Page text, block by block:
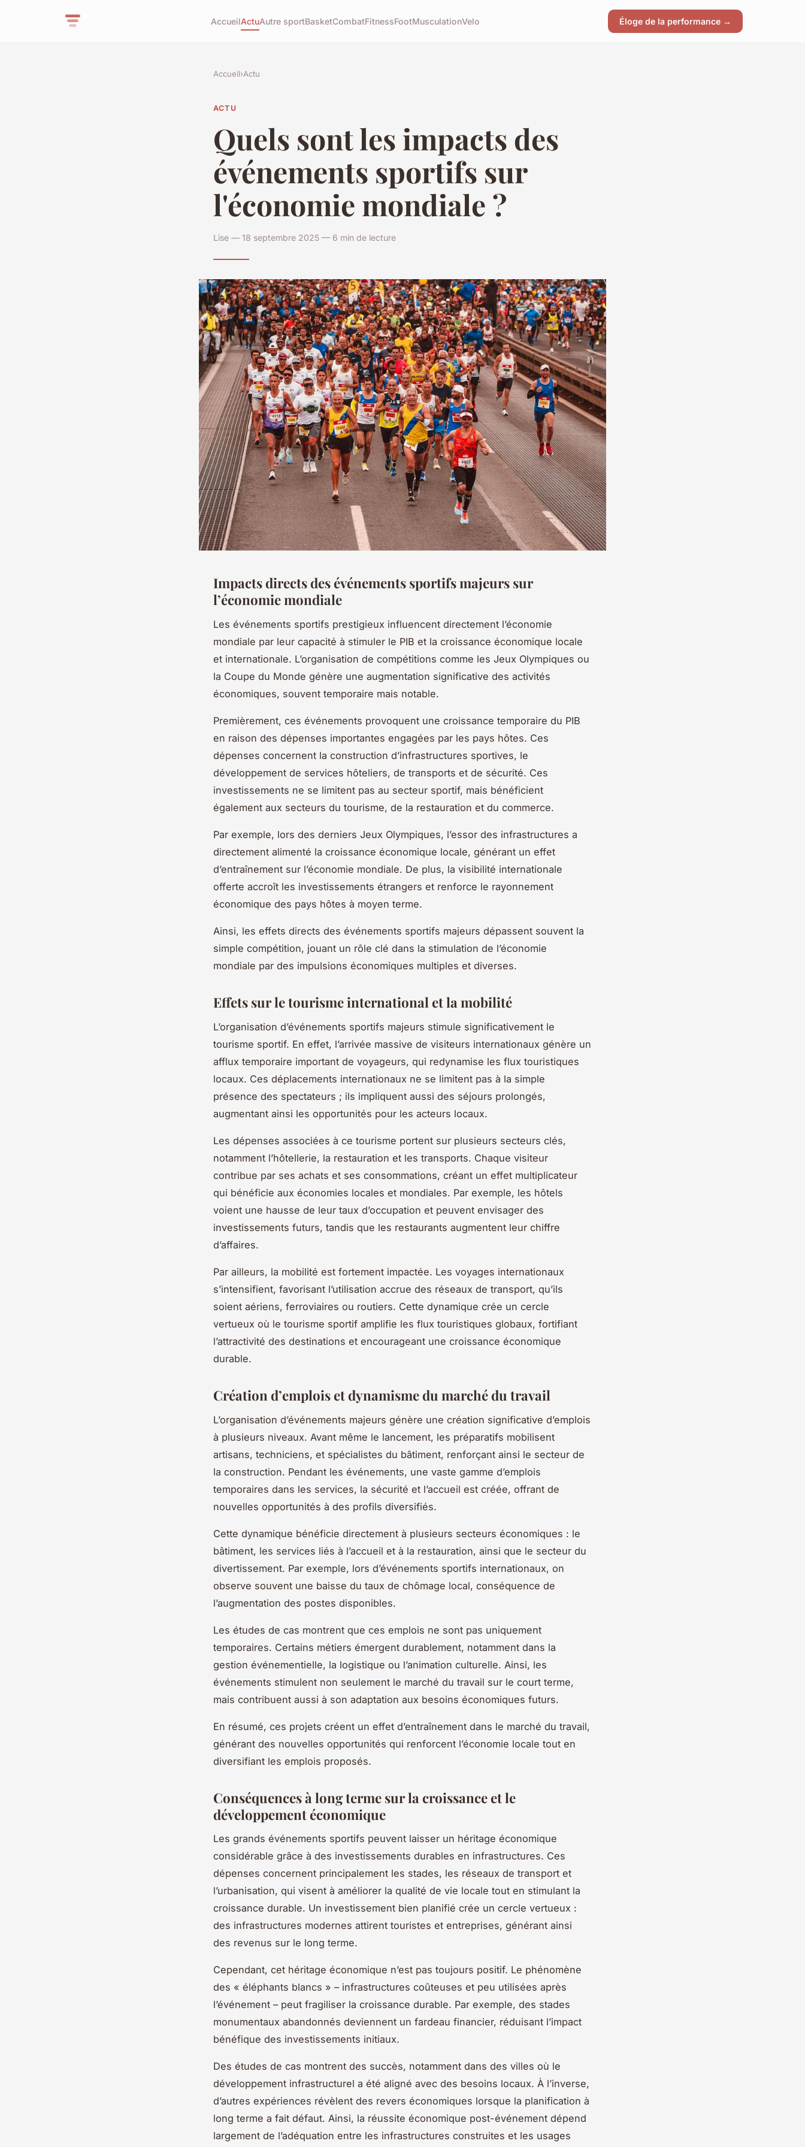
AccueilActuAutre sportBasketCombatFitnessFootMusculationVelo Éloge de la performance →
Accueil›Actu
ACTU
Quels sont les impacts des
événements sportifs sur
l'économie mondiale ?
Lise — 18 septembre 2025 — 6 min de lecture
Impacts directs des événements sportifs majeurs sur
l’économie mondiale
Les événements sportifs prestigieux influencent directement l’économie
mondiale par leur capacité à stimuler le PIB et la croissance économique locale
et internationale. L’organisation de compétitions comme les Jeux Olympiques ou
la Coupe du Monde génère une augmentation significative des activités
économiques, souvent temporaire mais notable.
Premièrement, ces événements provoquent une croissance temporaire du PIB
en raison des dépenses importantes engagées par les pays hôtes. Ces
dépenses concernent la construction d’infrastructures sportives, le
développement de services hôteliers, de transports et de sécurité. Ces
investissements ne se limitent pas au secteur sportif, mais bénéficient
également aux secteurs du tourisme, de la restauration et du commerce.
Par exemple, lors des derniers Jeux Olympiques, l’essor des infrastructures a
directement alimenté la croissance économique locale, générant un effet
d’entraînement sur l’économie mondiale. De plus, la visibilité internationale
offerte accroît les investissements étrangers et renforce le rayonnement
économique des pays hôtes à moyen terme.
Ainsi, les effets directs des événements sportifs majeurs dépassent souvent la
simple compétition, jouant un rôle clé dans la stimulation de l’économie
mondiale par des impulsions économiques multiples et diverses.
Effets sur le tourisme international et la mobilité
L’organisation d’événements sportifs majeurs stimule significativement le
tourisme sportif. En effet, l’arrivée massive de visiteurs internationaux génère un
afflux temporaire important de voyageurs, qui redynamise les flux touristiques
locaux. Ces déplacements internationaux ne se limitent pas à la simple
présence des spectateurs ; ils impliquent aussi des séjours prolongés,
augmentant ainsi les opportunités pour les acteurs locaux.
Les dépenses associées à ce tourisme portent sur plusieurs secteurs clés,
notamment l’hôtellerie, la restauration et les transports. Chaque visiteur
contribue par ses achats et ses consommations, créant un effet multiplicateur
qui bénéficie aux économies locales et mondiales. Par exemple, les hôtels
voient une hausse de leur taux d’occupation et peuvent envisager des
investissements futurs, tandis que les restaurants augmentent leur chiffre
d’affaires.
Par ailleurs, la mobilité est fortement impactée. Les voyages internationaux
s’intensifient, favorisant l’utilisation accrue des réseaux de transport, qu’ils
soient aériens, ferroviaires ou routiers. Cette dynamique crée un cercle
vertueux où le tourisme sportif amplifie les flux touristiques globaux, fortifiant
l’attractivité des destinations et encourageant une croissance économique
durable.
Création d’emplois et dynamisme du marché du travail
L’organisation d’événements majeurs génère une création significative d’emplois
à plusieurs niveaux. Avant même le lancement, les préparatifs mobilisent
artisans, techniciens, et spécialistes du bâtiment, renforçant ainsi le secteur de
la construction. Pendant les événements, une vaste gamme d’emplois
temporaires dans les services, la sécurité et l’accueil est créée, offrant de
nouvelles opportunités à des profils diversifiés.
Cette dynamique bénéficie directement à plusieurs secteurs économiques : le
bâtiment, les services liés à l’accueil et à la restauration, ainsi que le secteur du
divertissement. Par exemple, lors d’événements sportifs internationaux, on
observe souvent une baisse du taux de chômage local, conséquence de
l’augmentation des postes disponibles.
Les études de cas montrent que ces emplois ne sont pas uniquement
temporaires. Certains métiers émergent durablement, notamment dans la
gestion événementielle, la logistique ou l’animation culturelle. Ainsi, les
événements stimulent non seulement le marché du travail sur le court terme,
mais contribuent aussi à son adaptation aux besoins économiques futurs.
En résumé, ces projets créent un effet d’entraînement dans le marché du travail,
générant des nouvelles opportunités qui renforcent l’économie locale tout en
diversifiant les emplois proposés.
Conséquences à long terme sur la croissance et le
développement économique
Les grands événements sportifs peuvent laisser un héritage économique
considérable grâce à des investissements durables en infrastructures. Ces
dépenses concernent principalement les stades, les réseaux de transport et
l’urbanisation, qui visent à améliorer la qualité de vie locale tout en stimulant la
croissance durable. Un investissement bien planifié crée un cercle vertueux :
des infrastructures modernes attirent touristes et entreprises, générant ainsi
des revenus sur le long terme.
Cependant, cet héritage économique n’est pas toujours positif. Le phénomène
des « éléphants blancs » – infrastructures coûteuses et peu utilisées après
l’événement – peut fragiliser la croissance durable. Par exemple, des stades
monumentaux abandonnés deviennent un fardeau financier, réduisant l’impact
bénéfique des investissements initiaux.
Des études de cas montrent des succès, notamment dans des villes où le
développement infrastructurel a été aligné avec des besoins locaux. À l’inverse,
d’autres expériences révèlent des revers économiques lorsque la planification à
long terme a fait défaut. Ainsi, la réussite économique post-événement dépend
largement de l’adéquation entre les infrastructures construites et les usages